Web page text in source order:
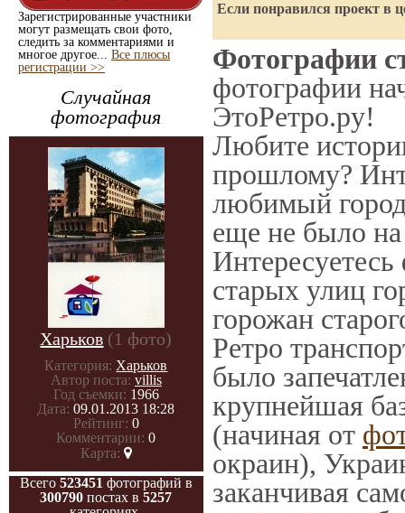
Зарегистрированные участники
могут размещать свои фото,
следить за комментариями и
многое другое... Все плюсы
регистрации >>
Случайная
фотография
Харьков (1 фото)
Категория: Харьков
Автор поста: villis
Год съемки: 1966
Дата: 09.01.2013 18:28
Рейтинг: 0
Комментарии: 0
Карта:
Всего 523451 фотографий в
300790 постах в5257
Если понравился проект в
Фотографии
фотографии
ЭтоРетро.ру!
Любите
прошлому?
любимый
еще не было на
Интересуетесь
старых улиц
горожан
Ретро
было
крупнейшая
(начиная от
окраин),
заканчивая